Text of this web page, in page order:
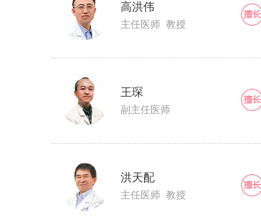
高洪伟
主任医师 教授
王琛
副主任医师
洪天配
主任医师 教授